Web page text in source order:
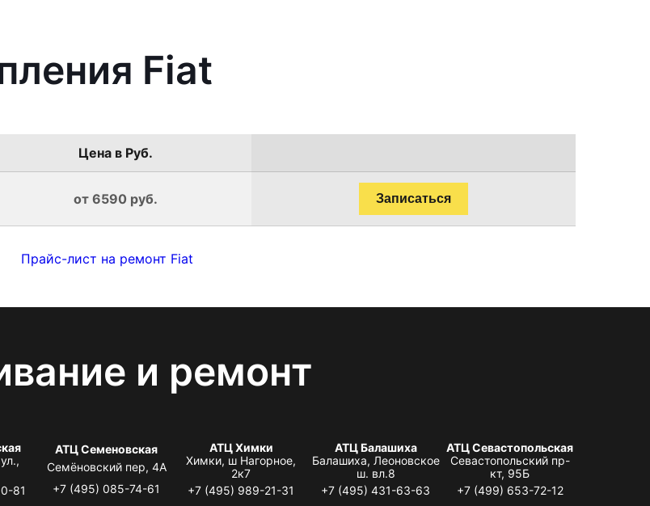
Fiat
Цена в Руб.
от 6590 руб. Записаться
Прайс-лист на ремонт Fiat
и ремонт
81
АТЦ Семеновская
Семёновский пер, 4А
+7 (495) 085-74-61
АТЦ Химки
Химки, ш Нагорное,
2к7
+7 (495) 989-21-31
АТЦ Балашиха
Балашиха, Леоновское
ш. вл.8
+7 (495) 431-63-63
АТЦ Севастопольская
Севастопольский пр-
кт, 95Б
+7 (499) 653-72-12